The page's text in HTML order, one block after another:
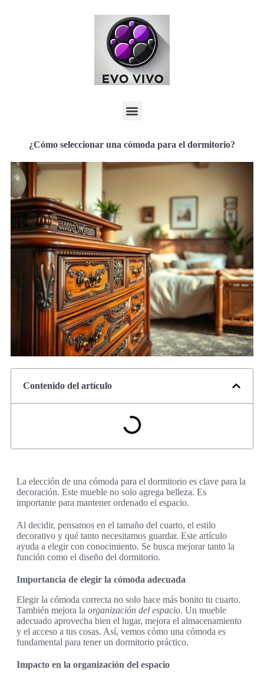
¿Cómo seleccionar una cómoda para el dormitorio?
Contenido del artículo
La elección de una cómoda para el dormitorio es clave para la
decoración. Este mueble no solo agrega belleza. Es
importante para mantener ordenado el espacio.
Al decidir, pensamos en el tamaño del cuarto, el estilo
decorativo y qué tanto necesitamos guardar. Este artículo
ayuda a elegir con conocimiento. Se busca mejorar tanto la
función como el diseño del dormitorio.
Importancia de elegir la cómoda adecuada
Elegir la cómoda correcta no solo hace más bonito tu cuarto.
También mejora la organización del espacio. Un mueble
adecuado aprovecha bien el lugar, mejora el almacenamiento
y el acceso a tus cosas. Así, vemos cómo una cómoda es
fundamental para tener un dormitorio práctico.
Impacto en la organización del espacio